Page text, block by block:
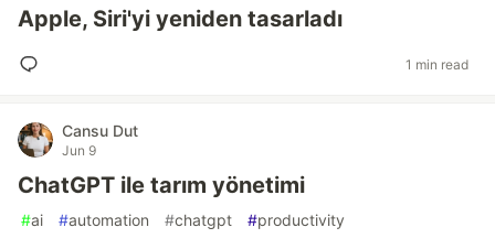
Apple, Siri'yi yeniden tasarladı
1 min read
Cansu Dut
Jun 9
ChatGPT ile tarım yönetimi
#ai #automation #chatgpt #productivity